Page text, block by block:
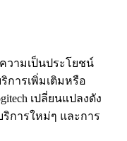
วามเป็นประโยชน์
การเพิ่มเติมหรือ
เปลี่ยนแปลงดัง
การใหม่ๆ และการ